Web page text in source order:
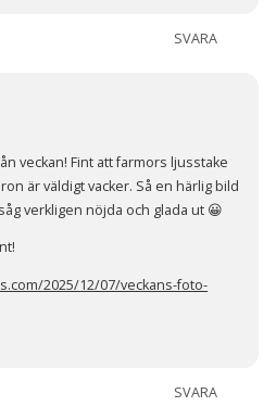
SVARA
veckan! Fint att farmors ljusstake
är väldigt vacker. Så en härlig bild
verkligen nöjda och glada ut 😀
2025/12/07/veckans-foto-
SVARA